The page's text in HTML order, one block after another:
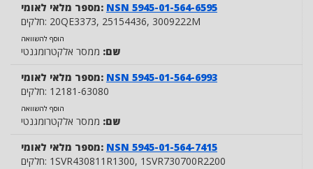
מספר מלאי לאומי: NSN 5945-01-564-6595
חלקים: 20QE3373, 25154436, 3009222M
הוסף להשוואה
שם: ממסר אלקטרומגנטי
מספר מלאי לאומי: NSN 5945-01-564-6993
חלקים: 12181-63080
הוסף להשוואה
שם: ממסר אלקטרומגנטי
מספר מלאי לאומי: NSN 5945-01-564-7415
חלקים: 1SVR430811R1300, 1SVR730700R2200